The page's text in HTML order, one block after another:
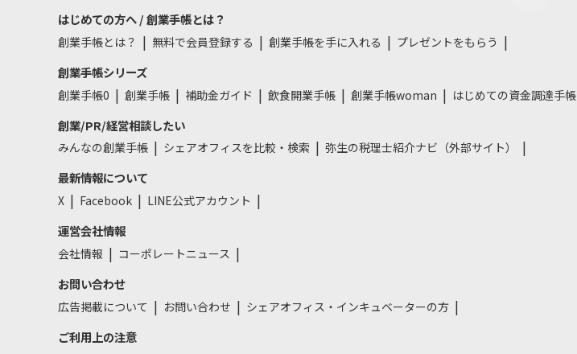
はじめての方へ / 創業手帳とは？
創業手帳とは？ 無料で会員登録する 創業手帳を手に入れる プレゼントをもらう
創業手帳シリーズ
創業手帳0 創業手帳 補助金ガイド 飲食開業手帳 創業手帳woman はじめての資金調達手帳
創業/PR/経営相談したい
みんなの創業手帳 シェアオフィスを比較・検索 弥生の税理士紹介ナビ（外部サイト）
最新情報について
X Facebook LINE公式アカウント
運営会社情報
会社情報 コーポレートニュース
お問い合わせ
広告掲載について お問い合わせ シェアオフィス・インキュベーターの方
ご利用上の注意